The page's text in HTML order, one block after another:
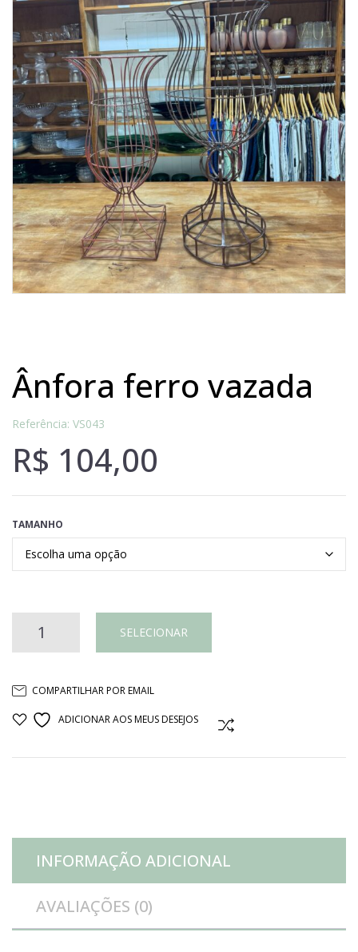
Lost Password
Cadastrar Conta
ânfora ferro vazada
Referência: VS043
R$ 104,00
TAMANHO
Ânfora
vazada
SELECIONAR
COMPARTILHAR POR EMAIL
ADICIONAR AOS MEUS DESEJOS
INFORMAÇÃO ADICIONAL
AVALIAÇÕES (0)